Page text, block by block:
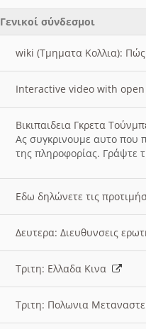
Γενικοί σύνδεσμοι
wiki (Τμηματα Κολλια):
Interactive video with
Βικιπαιδεια Γκρετα
Ας συγκρινουμε αυτο που
της πληροφορίας. Γράψτε
Εδω δηλώνετε τις
Δευτερα: Διευθυνσεις
Τριτη: Ελλαδα Κινα
Τριτη: Πολωνια